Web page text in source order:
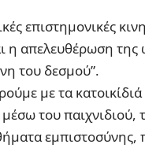
επιστημονικές
η απελευθέρωση
του δεσμού”.
με τα
μέσω του